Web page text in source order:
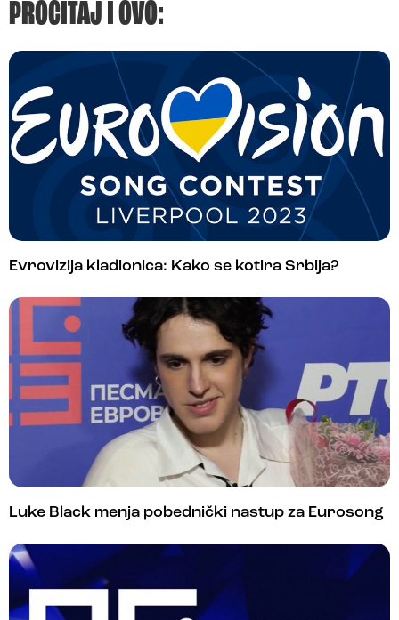
PROČITAJ I OVO:
Evrovizija kladionica: Kako se kotira Srbija?
Luke Black menja pobednički nastup za Eurosong